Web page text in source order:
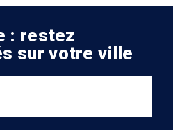
: restez
sur votre ville